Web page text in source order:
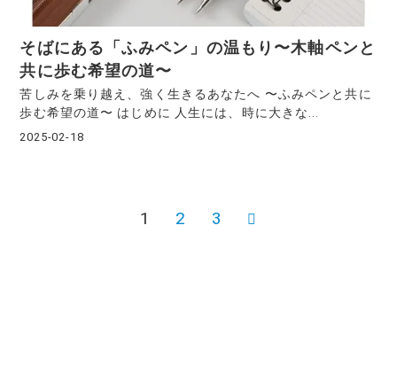
そばにある「ふみペン」の温もり〜木軸ペンと
共に歩む希望の道〜
苦しみを乗り越え、強く生きるあなたへ 〜ふみペンと共に
歩む希望の道〜 はじめに 人生には、時に大きな...
2025-02-18
1 2 3